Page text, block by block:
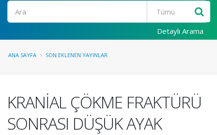
Ara
Detaylı Arama
ANA SAYFA SON EKLENEN YAYINLAR
KRANİAL ÇÖKME FRAKTÜRÜ
SONRASI DÜŞÜK AYAK